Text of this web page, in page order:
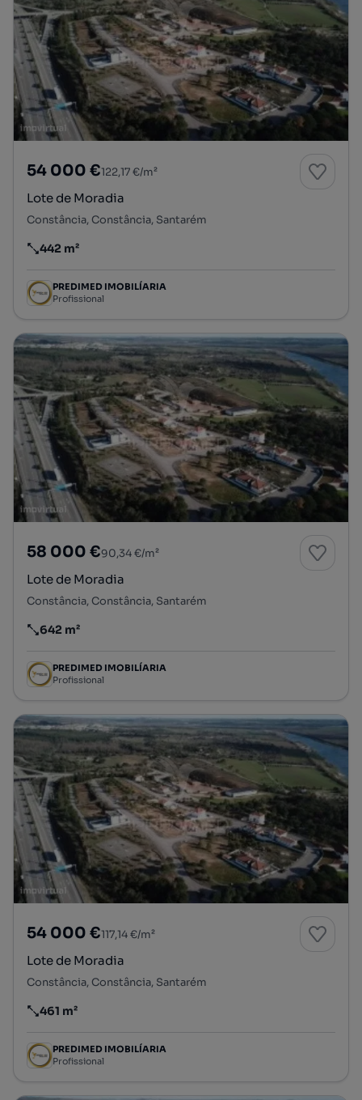
54 000 €122,17 €/m²
Lote de Moradia
Constância, Constância, Santarém
Preço por metro quadrado
442 m²
PREDIMED IMOBILÍARIA
Profissional
58 000 €90,34 €/m²
Lote de Moradia
Constância, Constância, Santarém
Preço por metro quadrado
642 m²
PREDIMED IMOBILÍARIA
Profissional
54 000 €117,14 €/m²
Lote de Moradia
Constância, Constância, Santarém
Preço por metro quadrado
461 m²
PREDIMED IMOBILÍARIA
Profissional